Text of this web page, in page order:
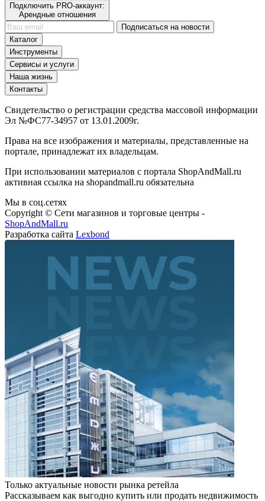
Подключить PRO-аккаунт:
Арендные отношения
Подписаться на новости
Каталог
Инструменты
Сервисы и услуги
Наша жизнь
Контакты
Свидетельство о регистрации средства массовой информации
Эл №ФС77-34957 от 13.01.2009г.
Права на все изображения и материалы, представленные на
портале, принадлежат их владельцам.
При использовании материалов с портала ShopAndMall.ru
активная ссылка на shopandmall.ru обязательна
Мы в соц.сетях
Copyright © Сети магазинов и торговые центры -
ShopAndMall.ru
Разработка сайта Lexbond
Только актуальные новости рынка ретейла
Рассказываем как выгодно купить или продать недвижимость